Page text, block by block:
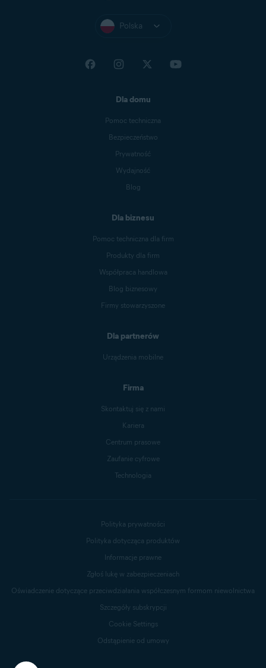
Polska
Dla domu
Pomoc techniczna
Bezpieczeństwo
Prywatność
Wydajność
Blog
Dla biznesu
Pomoc techniczna dla firm
Produkty dla firm
Współpraca handlowa
Blog biznesowy
Firmy stowarzyszone
Dla partnerów
Urządzenia mobilne
Firma
Skontaktuj się z nami
Kariera
Centrum prasowe
Zaufanie cyfrowe
Technologia
Polityka prywatności
Polityka dotycząca produktów
Informacje prawne
Zgłoś lukę w zabezpieczeniach
Oświadczenie dotyczące przeciwdziałania współczesnym formom niewolnictwa
Szczegóły subskrypcji
Cookie Settings
Odstąpienie od umowy